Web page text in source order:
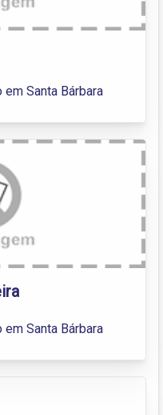
Santa Bárbara
Santa Bárbara